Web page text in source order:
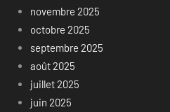
novembre 2025
octobre 2025
septembre 2025
août 2025
juillet 2025
juin 2025